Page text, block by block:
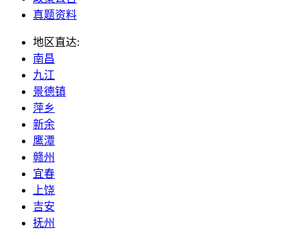
真题资料
地区直达:
南昌
九江
景德镇
萍乡
新余
鹰潭
赣州
宜春
上饶
吉安
抚州